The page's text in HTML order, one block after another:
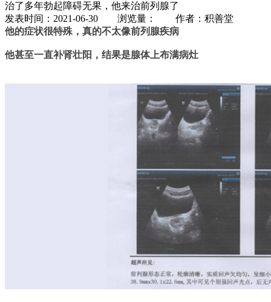
治了多年勃起障碍无果，他来治前列腺了
发表时间：2021-06-30 浏览量：
作者：积善堂
他的症状很特殊，真的不太像前列腺疾病
他甚至一直补肾壮阳，结果是腺体上布满病灶